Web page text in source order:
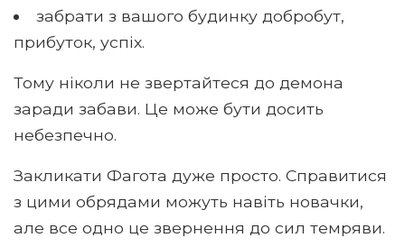
забрати з вашого будинку добробут,
прибуток, успіх.
Тому ніколи не звертайтеся до демона
заради забави. Це може бути досить
небезпечно.
Закликати Фагота дуже просто. Справитися
з цими обрядами можуть навіть новачки,
але все одно це звернення до сил темряви.